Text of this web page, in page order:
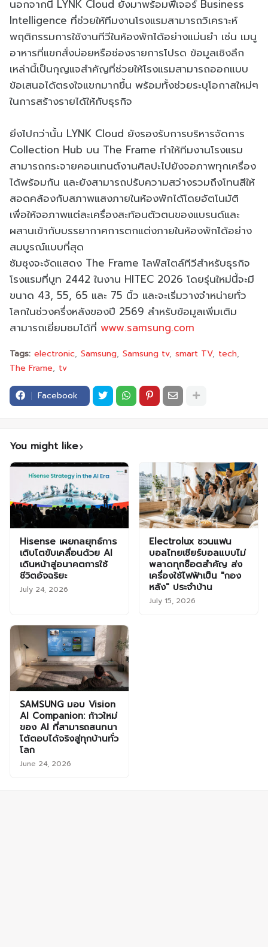
นอกจากนี้ LYNK Cloud ยังมาพร้อมฟีเจอร์ Business
Intelligence ที่ช่วยให้ทีมงานโรงแรมสามารถวิเคราะห์
พฤติกรรมการใช้งานทีวีในห้องพักได้อย่างแม่นยำ เช่น เมนู
อาหารที่แขกสั่งบ่อยหรือช่องรายการโปรด ข้อมูลเชิงลึก
เหล่านี้เป็นกุญแจสำคัญที่ช่วยให้โรงแรมสามารถออกแบบ
ข้อเสนอได้ตรงใจแขกมากขึ้น พร้อมทั้งช่วยระบุโอกาสใหม่ๆ
ในการสร้างรายได้ให้กับธุรกิจ
ยิ่งไปกว่านั้น LYNK Cloud ยังรองรับการบริหารจัดการ
Collection Hub บน The Frame ทำให้ทีมงานโรงแรม
สามารถกระจายคอนเทนต์งานศิลปะไปยังจอภาพทุกเครื่อง
ได้พร้อมกัน และยังสามารถปรับความสว่างรวมถึงโทนสีให้
สอดคล้องกับสภาพแสงภายในห้องพักได้โดยอัตโนมัติ
เพื่อให้จอภาพแต่ละเครื่องสะท้อนตัวตนของแบรนด์และ
ผสานเข้ากับบรรยากาศการตกแต่งภายในห้องพักได้อย่าง
สมบูรณ์แบบที่สุด
ซัมซุงจะจัดแสดง The Frame ไลฟ์สไตล์ทีวีสำหรับธุรกิจ
โรงแรมที่บูท 2442 ในงาน HITEC 2026 โดยรุ่นใหม่นี้จะมี
ขนาด 43, 55, 65 และ 75 นิ้ว และจะเริ่มวางจำหน่ายทั่ว
โลกในช่วงครึ่งหลังของปี 2569 สำหรับข้อมูลเพิ่มเติม
สามารถเยี่ยมชมได้ที่ www.samsung.com
Tags: electronic Samsung Samsung tv smart TV tech
The Frame tv
Facebook
You might like
Hisense เผยกลยุทธ์การ
เติบโตขับเคลื่อนด้วย AI
เดินหน้าสู่อนาคตการใช้
ชีวิตอัจฉริยะ
July 24, 2026
Electrolux ชวนแฟน
บอลไทยเชียร์บอลแบบไม่
พลาดทุกช็อตสำคัญ ส่ง
เครื่องใช้ไฟฟ้าเป็น "กอง
หลัง" ประจำบ้าน
July 15, 2026
SAMSUNG มอบ Vision
AI Companion: ก้าวใหม่
ของ AI ที่สามารถสนทนา
โต้ตอบได้จริงสู่ทุกบ้านทั่ว
โลก
June 24, 2026